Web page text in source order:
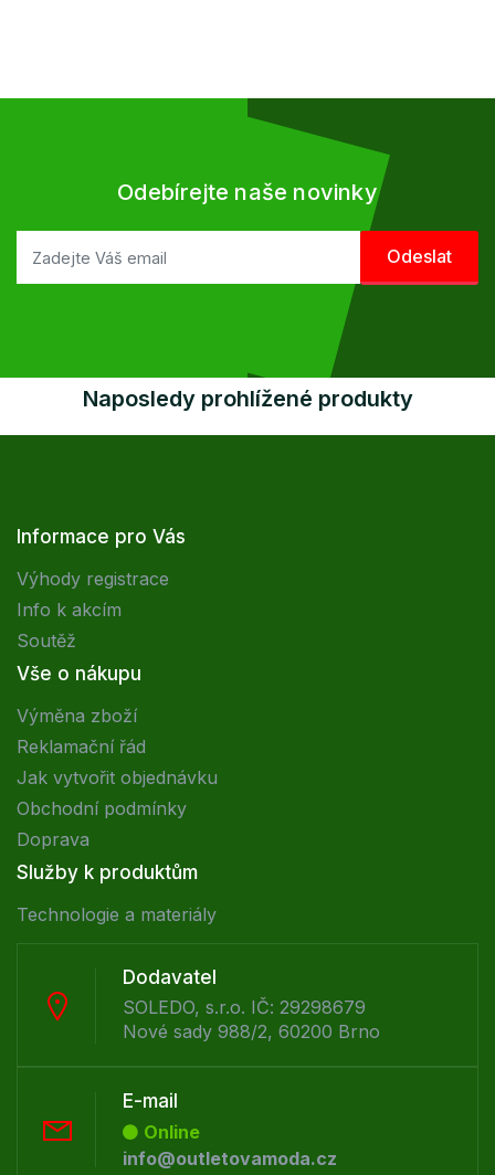
Odebírejte naše novinky
Naposledy prohlížené produkty
Informace pro Vás
Výhody registrace
Info k akcím
Soutěž
Vše o nákupu
Výměna zboží
Reklamační řád
Jak vytvořit objednávku
Obchodní podmínky
Doprava
Služby k produktům
Technologie a materiály
Dodavatel
SOLEDO, s.r.o. IČ: 29298679
Nové sady 988/2, 60200 Brno
E-mail
Online
info@outletovamoda.cz